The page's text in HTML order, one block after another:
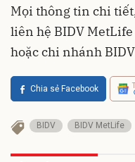
Mọi thông tin chi
liên hệ BIDV
hoặc chi nhánh
Chia sẻ Facebook
BIDV BIDV MetLife